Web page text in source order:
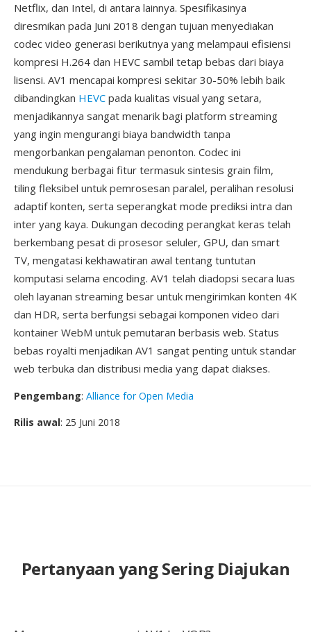
Netflix, dan Intel, di antara lainnya. Spesifikasinya
diresmikan pada Juni 2018 dengan tujuan menyediakan
codec video generasi berikutnya yang melampaui efisiensi
kompresi H.264 dan HEVC sambil tetap bebas dari biaya
lisensi. AV1 mencapai kompresi sekitar 30-50% lebih baik
dibandingkan HEVC pada kualitas visual yang setara,
menjadikannya sangat menarik bagi platform streaming
yang ingin mengurangi biaya bandwidth tanpa
mengorbankan pengalaman penonton. Codec ini
mendukung berbagai fitur termasuk sintesis grain film,
tiling fleksibel untuk pemrosesan paralel, peralihan resolusi
adaptif konten, serta seperangkat mode prediksi intra dan
inter yang kaya. Dukungan decoding perangkat keras telah
berkembang pesat di prosesor seluler, GPU, dan smart
TV, mengatasi kekhawatiran awal tentang tuntutan
komputasi selama encoding. AV1 telah diadopsi secara luas
oleh layanan streaming besar untuk mengirimkan konten 4K
dan HDR, serta berfungsi sebagai komponen video dari
kontainer WebM untuk pemutaran berbasis web. Status
bebas royalti menjadikan AV1 sangat penting untuk standar
web terbuka dan distribusi media yang dapat diakses.
Pengembang: Alliance for Open Media
Rilis awal: 25 Juni 2018
Pertanyaan yang Sering Diajukan